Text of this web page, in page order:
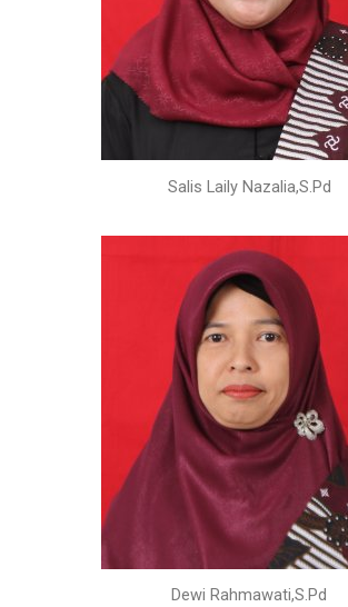
Salis Laily Nazalia,S.Pd
Dewi Rahmawati,S.Pd